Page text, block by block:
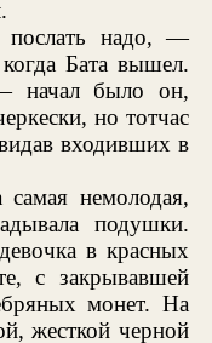
надо, —
Бата вышел.
было он,
но тотчас
входивших в
немолодая,
подушки.
в красных
с закрывавшей
монет. На
жесткой черной